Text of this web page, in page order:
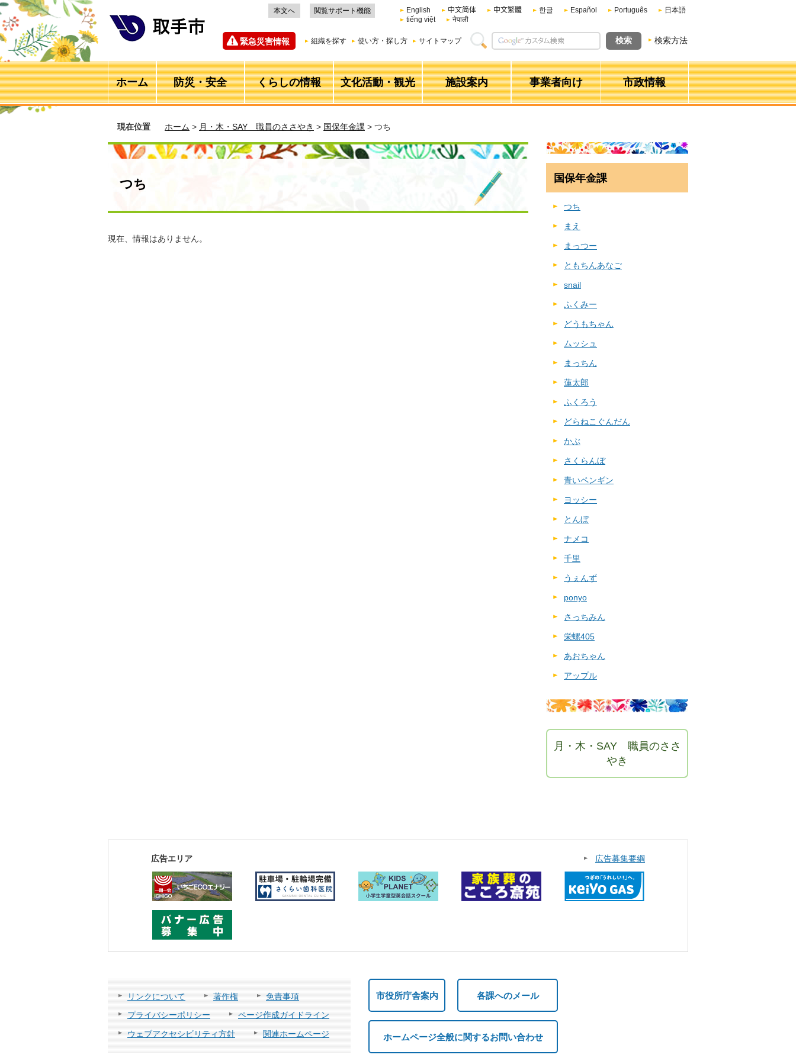
本文へ 閲覧サポート機能 English 中文简体 中文繁體 한글 Español Português
日本語
tiếng việt
नेपाली
緊急災害情報 組織を探す 使い方・探し方 サイトマップ 検索方法
ホーム 防災・安全 くらしの情報 文化活動・観光 施設案内 事業者向け 市政情報
現在位置 ホーム > 月・木・SAY 職員のささやき > 国保年金課 > つち
つち
現在、情報はありません。
国保年金課
つち
まえ
まっつー
ともちんあなご
snail
ふくみー
どうもちゃん
ムッシュ
まっちん
蓮太郎
ふくろう
どらねこぐんだん
かぶ
さくらんぼ
青いペンギン
ヨッシー
とんぼ
ナメコ
千里
うぇんず
ponyo
さっちみん
栄螺405
あおちゃん
アップル
月・木・SAY 職員のささ
やき
広告エリア 広告募集要綱
リンクについて 著作権
免責事項
プライバシーポリシー
ページ作成ガイドライン
ウェブアクセシビリティ方針
関連ホームページ
市役所庁舎案内 各課へのメール
ホームページ全般に関するお問い合わせ